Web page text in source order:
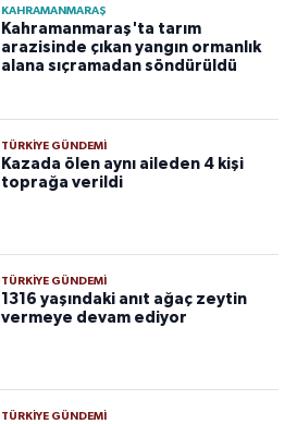
KAHRAMANMARAŞ
Kahramanmaraş'ta tarım
arazisinde çıkan yangın ormanlık
alana sıçramadan söndürüldü
TÜRKIYE GÜNDEMI
Kazada ölen aynı aileden 4 kişi
toprağa verildi
TÜRKIYE GÜNDEMI
1316 yaşındaki anıt ağaç zeytin
vermeye devam ediyor
TÜRKIYE GÜNDEMI